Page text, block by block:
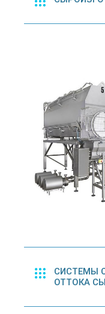
СИСТЕМЫ
ОТТОКА